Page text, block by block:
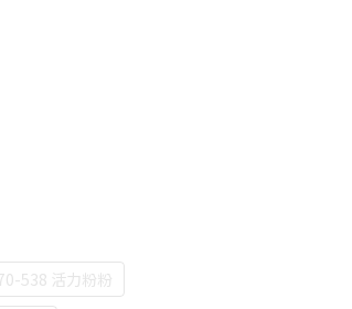
538 活力粉粉